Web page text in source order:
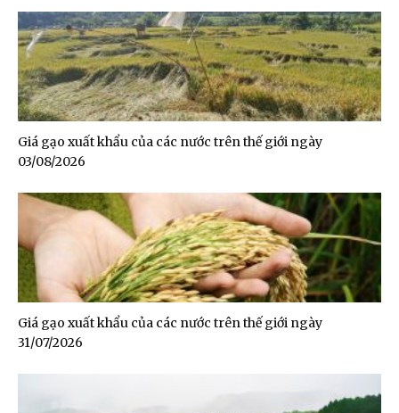
Giá gạo xuất khẩu của các nước trên thế giới ngày
03/08/2026
Giá gạo xuất khẩu của các nước trên thế giới ngày
31/07/2026